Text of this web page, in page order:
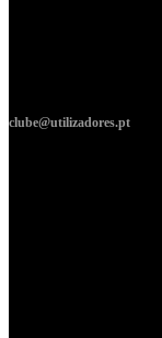
clube@utilizadores.pt